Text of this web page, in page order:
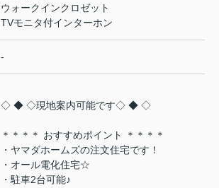
ウォークインクロゼット
TVモニタ付インターホン
-
◇ ◆ ◇現地案内可能です◇ ◆ ◇
＊＊＊＊ おすすめポイント ＊＊＊＊
・ヤマダホームズの注文住宅です！
・オール電化住宅☆
・駐車2台可能♪